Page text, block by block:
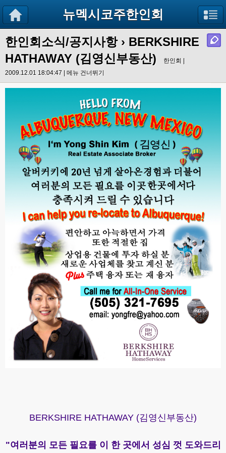
뉴멕시코주한인회
한인회소식/공지사항› BERKSHIRE
HATHAWAY (김영신부동산)
한인회 |
2009.12.01 18:04:47 | 메뉴 건너뛰기
BERKSHIRE HATHAWAY (김영신부동산)
"여러분의 모든 필요를 이 한 곳에서 성심 껏 도와드리